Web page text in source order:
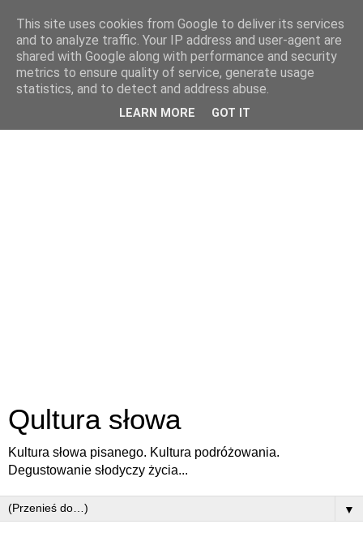
Qultura słowa
Kultura słowa pisanego. Kultura podróżowania.
Degustowanie słodyczy życia...
▼
This site uses cookies from Google to deliver its services
and to analyze traffic. Your IP address and user-agent are
shared with Google along with performance and security
metrics to ensure quality of service, generate usage
statistics, and to detect and address abuse.
LEARN MORE GOT IT